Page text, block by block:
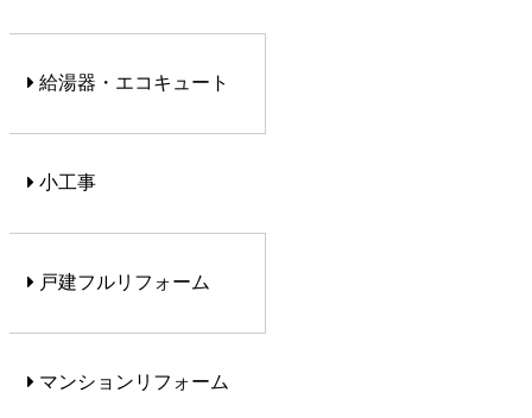
給湯器・エコキュート
小工事
戸建フルリフォーム
マンションリフォーム